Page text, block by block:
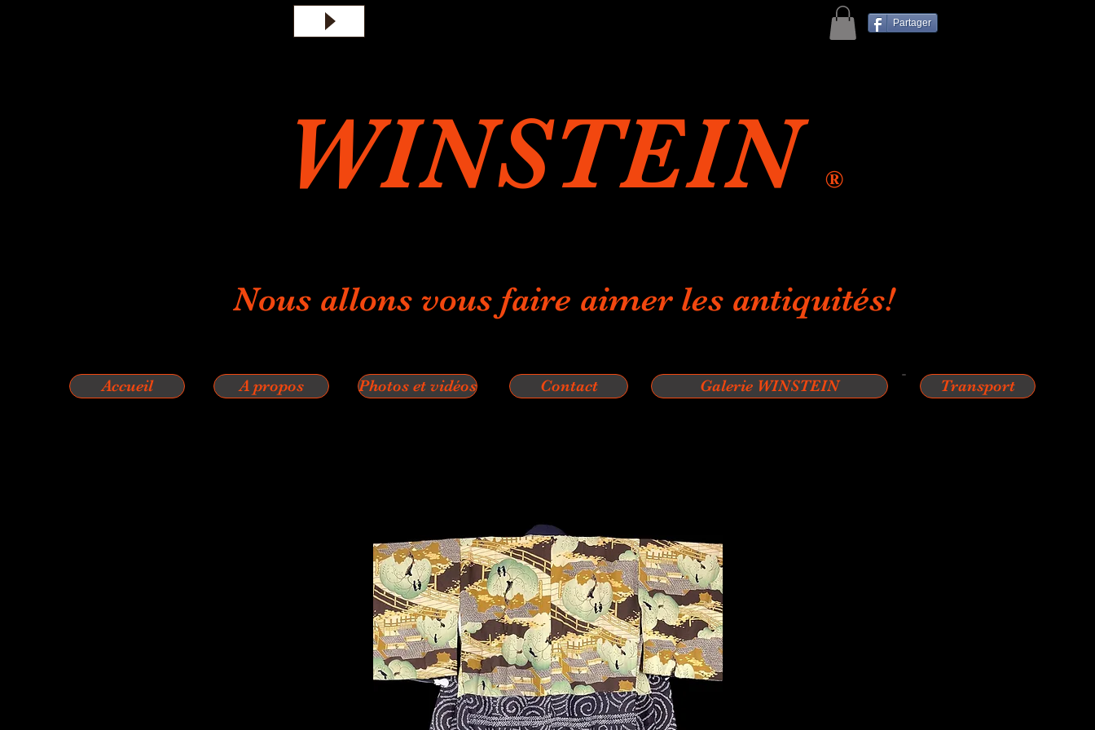
Partager
WINSTEIN ®
Nous allons vous faire aimer les antiquités!
Accueil A propos Photos et vidéos Contact Galerie WINSTEIN Transport